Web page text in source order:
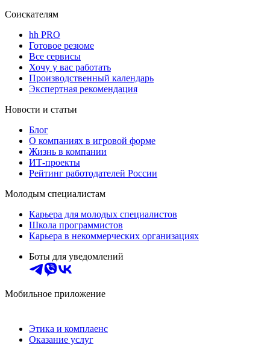
Соискателям
hh PRO
Готовое резюме
Все сервисы
Хочу у вас работать
Производственный календарь
Экспертная рекомендация
Новости и статьи
Блог
О компаниях в игровой форме
Жизнь в компании
ИТ-проекты
Рейтинг работодателей России
Молодым специалистам
Карьера для молодых специалистов
Школа программистов
Карьера в некоммерческих организациях
Боты для уведомлений
Мобильное приложение
Этика и комплаенс
Оказание услуг